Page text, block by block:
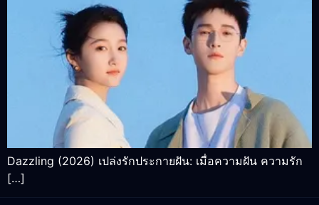
Dazzling (2026) เปล่งรักประกายฝัน: เมื่อความฝัน ความรัก
[…]